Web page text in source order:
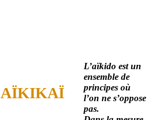
AÏKIKAÏ
L’aïkido est un
ensemble de
principes où
l’on ne s’oppose
pas.